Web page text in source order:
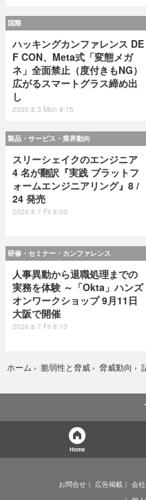
国際
ハッキングカンファレンス DE
F CON、Meta式「変態メガ
ネ」全面禁止（度付きもNG）
広がるスマートグラス締め出
し
2026.8.3 Mon 8:15
製品・サービス・業界動向
スリーシェイクのエンジニア
4 名が翻訳『実践 プラットフ
ォームエンジニアリング』8 /
24 発売
2026.8.7 Fri 8:00
研修・セミナー・カンファレンス
人事異動から退職処理までの
実務を体験 ～「Okta」ハンズ
オンワークショップ 9月11日
大阪で開催
2026.8.7 Fri 8:10
ホーム › 脆弱性と脅威 › 脅威動向 ›
Home
お問合せ 広告掲載 会